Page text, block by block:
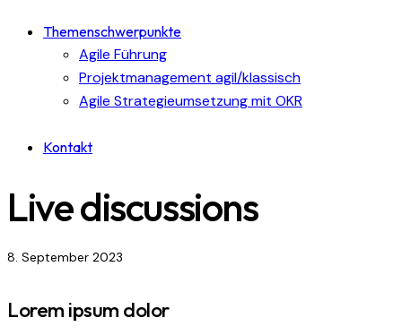
Themenschwerpunkte
Agile Führung
Projektmanagement agil/klassisch
Agile Strategieumsetzung mit OKR
Kontakt
Live discussions
8. September 2023
Lorem ipsum dolor